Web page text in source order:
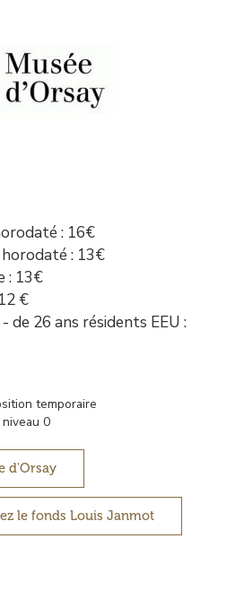
: 16€
: 13€
: 13€
€
de 26 ans résidents EEU :
temporaire
0
d'Orsay
le fonds Louis Janmot